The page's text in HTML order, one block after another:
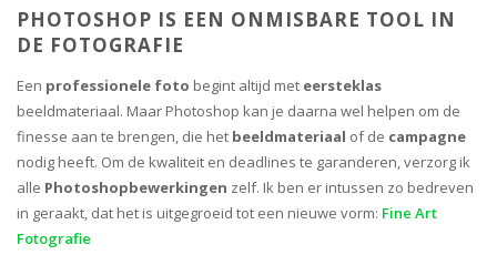
PHOTOSHOP IS EEN ONMISBARE TOOL IN
DE FOTOGRAFIE
Een professionele foto begint altijd met eersteklas
beeldmateriaal. Maar Photoshop kan je daarna wel helpen om de
finesse aan te brengen, die het beeldmateriaal of de campagne
nodig heeft. Om de kwaliteit en deadlines te garanderen, verzorg ik
alle Photoshopbewerkingen zelf. Ik ben er intussen zo bedreven
in geraakt, dat het is uitgegroeid tot een nieuwe vorm: Fine Art
Fotografie